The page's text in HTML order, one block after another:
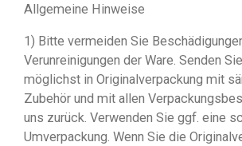
Allgemeine Hinweise
1) Bitte vermeiden Sie
Verunreinigungen der Ware. Senden
möglichst in Originalverpackung mit
Zubehör und mit allen
uns zurück. Verwenden Sie ggf. eine
Umverpackung. Wenn Sie die